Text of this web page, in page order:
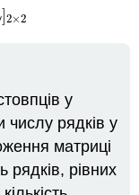
]2×2
2×2
у
числу рядків у
матриці
рядків, рівних